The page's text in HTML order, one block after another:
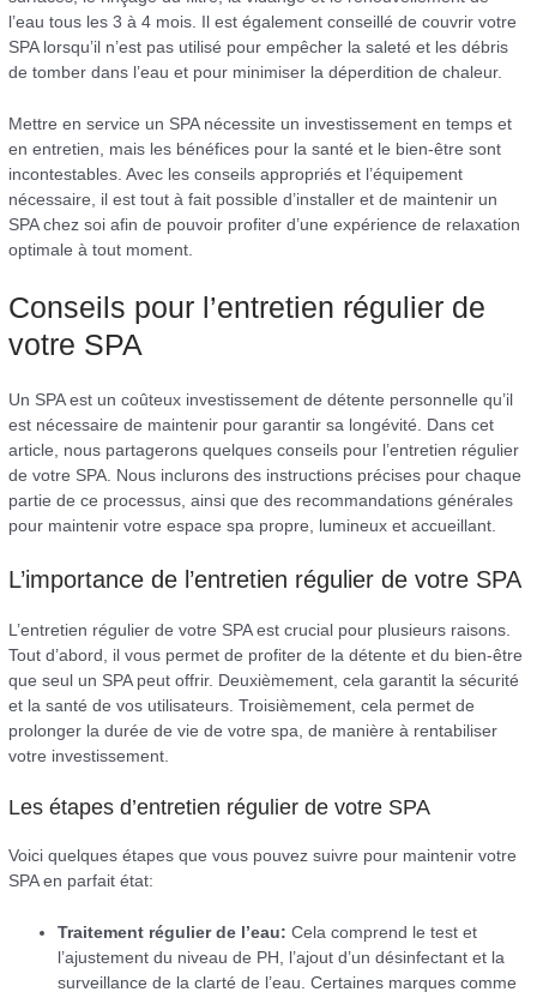
l’eau tous les 3 à 4 mois. Il est également conseillé de couvrir votre
SPA lorsqu’il n’est pas utilisé pour empêcher la saleté et les débris
de tomber dans l’eau et pour minimiser la déperdition de chaleur.
Mettre en service un SPA nécessite un investissement en temps et
en entretien, mais les bénéfices pour la santé et le bien-être sont
incontestables. Avec les conseils appropriés et l’équipement
nécessaire, il est tout à fait possible d’installer et de maintenir un
SPA chez soi afin de pouvoir profiter d’une expérience de relaxation
optimale à tout moment.
Conseils pour l’entretien régulier de
votre SPA
Un SPA est un coûteux investissement de détente personnelle qu’il
est nécessaire de maintenir pour garantir sa longévité. Dans cet
article, nous partagerons quelques conseils pour l’entretien régulier
de votre SPA. Nous inclurons des instructions précises pour chaque
partie de ce processus, ainsi que des recommandations générales
pour maintenir votre espace spa propre, lumineux et accueillant.
L’importance de l’entretien régulier de votre SPA
L’entretien régulier de votre SPA est crucial pour plusieurs raisons.
Tout d’abord, il vous permet de profiter de la détente et du bien-être
que seul un SPA peut offrir. Deuxièmement, cela garantit la sécurité
et la santé de vos utilisateurs. Troisièmement, cela permet de
prolonger la durée de vie de votre spa, de manière à rentabiliser
votre investissement.
Les étapes d’entretien régulier de votre SPA
Voici quelques étapes que vous pouvez suivre pour maintenir votre
SPA en parfait état:
Traitement régulier de l’eau: Cela comprend le test et
l’ajustement du niveau de PH, l’ajout d’un désinfectant et la
surveillance de la clarté de l’eau. Certaines marques comme